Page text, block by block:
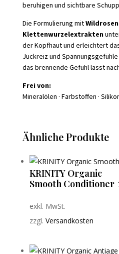
beruhigen und sichtbare
Die Formulierung mit
Klettenwurzelextrakten
der Kopfhaut und erleichtert
Juckreiz und
das brennende Gefühl lässt
Frei von:
Mineralölen · Farbstoffen ·
Ähnliche Produkte
KRINITY Organic
Smooth Conditioner
exkl. MwSt.
zzgl. Versandkosten